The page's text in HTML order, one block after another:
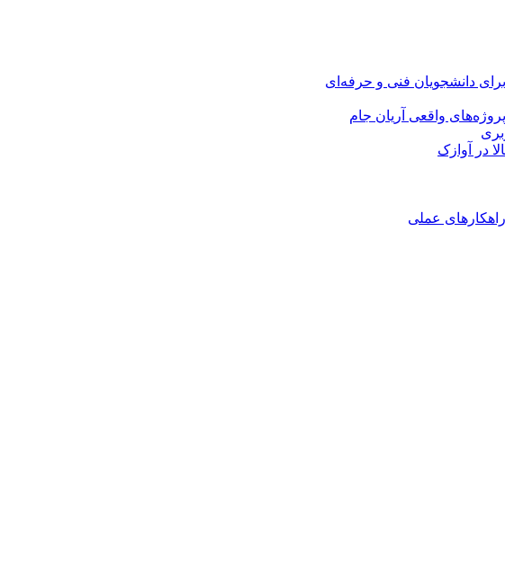
دانشجویان فنی و حرفه‌ای
واقعی آریان جام
در آوازک
عملی